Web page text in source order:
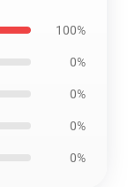
100%
0%
0%
0%
0%